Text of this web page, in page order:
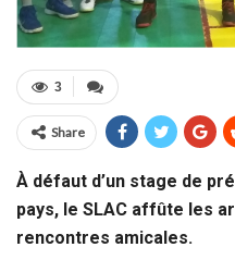
3
Share
À défaut d’un stage de
pays, le SLAC affûte les
rencontres amicales.